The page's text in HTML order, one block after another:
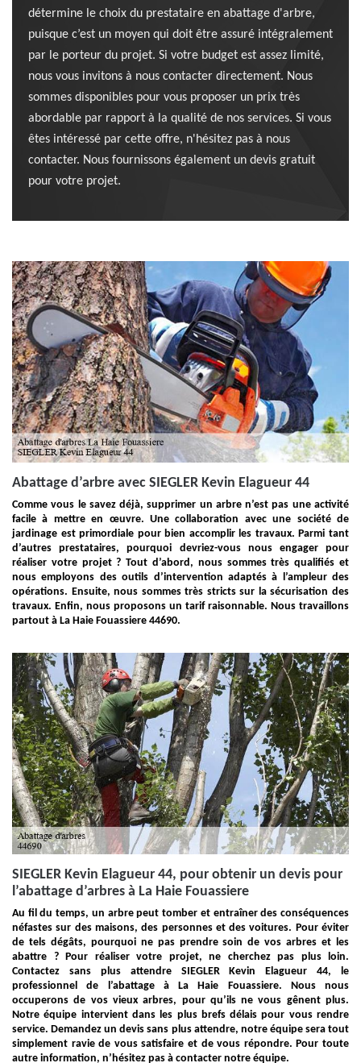
détermine le choix du prestataire en abattage d'arbre,
puisque c’est un moyen qui doit être assuré intégralement
par le porteur du projet. Si votre budget est assez limité,
nous vous invitons à nous contacter directement. Nous
sommes disponibles pour vous proposer un prix très
abordable par rapport à la qualité de nos services. Si vous
êtes intéressé par cette offre, n'hésitez pas à nous
contacter. Nous fournissons également un devis gratuit
pour votre projet.
Abattage d’arbre avec SIEGLER Kevin Elagueur 44
Comme vous le savez déjà, supprimer un arbre n’est pas une activité
facile à mettre en œuvre. Une collaboration avec une société de
jardinage est primordiale pour bien accomplir les travaux. Parmi tant
d’autres prestataires, pourquoi devriez-vous nous engager pour
réaliser votre projet ? Tout d’abord, nous sommes très qualifiés et
nous employons des outils d’intervention adaptés à l’ampleur des
opérations. Ensuite, nous sommes très stricts sur la sécurisation des
travaux. Enfin, nous proposons un tarif raisonnable. Nous travaillons
partout à La Haie Fouassiere 44690.
SIEGLER Kevin Elagueur 44, pour obtenir un devis pour
l’abattage d’arbres à La Haie Fouassiere
Au fil du temps, un arbre peut tomber et entraîner des conséquences
néfastes sur des maisons, des personnes et des voitures. Pour éviter
de tels dégâts, pourquoi ne pas prendre soin de vos arbres et les
abattre ? Pour réaliser votre projet, ne cherchez pas plus loin.
Contactez sans plus attendre SIEGLER Kevin Elagueur 44, le
professionnel de l’abattage à La Haie Fouassiere. Nous nous
occuperons de vos vieux arbres, pour qu’ils ne vous gênent plus.
Notre équipe intervient dans les plus brefs délais pour vous rendre
service. Demandez un devis sans plus attendre, notre équipe sera tout
simplement ravie de vous satisfaire et de vous répondre. Pour toute
autre information, n’hésitez pas à contacter notre équipe.